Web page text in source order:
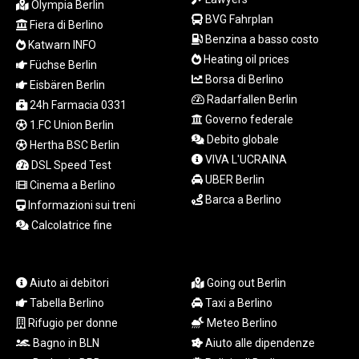
LSL 18.780552
LVL 0.699343
LYD 7.358934
MAD 10.774363
MDL 20.102535
MGA
4933.054837
MKD 61.708483
MMK
MNT
MUR 54.420371
MVR 17.874501
2004.537163
MXN 19.809677
Olympia Berlin
Fiera di Berlino
Katwarn INFO
Füchse Berlin
Eisbären Berlin
24h Farmacia 0331
1.FC Union Berlin
Hertha BSC Berlin
DSL Speed Test
Cinema a Berlino
Informazioni sui treni
Calcolatrice fine
BVG Fahrplan
Benzina a basso costo
Heating oil prices
Borsa di Berlino
Radarfallen Berlin
Governo federale
Debito globale
VIVA L'UCRAINA
UBER Berlin
Barca a Berlino
Aiuto ai debitori
Tabella Berlino
Rifugio per donne
Bagno in BLN
Going out Berlin
Taxi a Berlino
Meteo Berlino
Aiuto alle dipendenze